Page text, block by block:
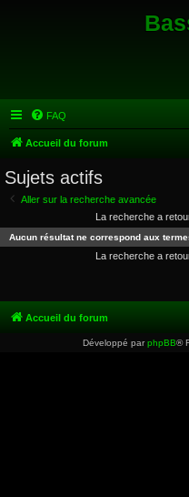
FAQ
Accueil du forum
Sujets actifs
Aller sur la recherche avancée
La recherche a
Aucun résultat ne correspond aux
La recherche a
Accueil du forum
Développé parphpBB®